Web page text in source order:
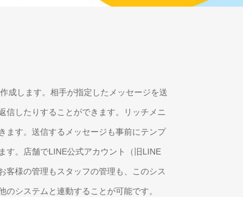
成します。相手が指定したメッセージを送
信したりすることができます。リッチメニ
ます。送信するメッセージも事前にテンプ
す。店舗でLINE公式アカウント（旧LINE
客様の管理もスタッフの管理も、このシス
のシステムと連動することが可能です。